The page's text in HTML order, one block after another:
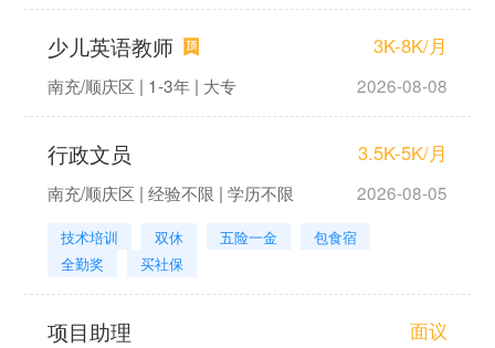
少儿英语教师 3K-8K/月
南充/顺庆区 | 1-3年 | 大专 2026-08-08
行政文员 3.5K-5K/月
南充/顺庆区 | 经验不限 | 学历不限 2026-08-05
技术培训 双休 五险一金
包食宿
全勤奖
买社保
项目助理 面议